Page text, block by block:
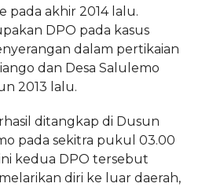
pada akhir 2014 lalu.
DPO pada kasus
dalam pertikaian
dan Desa Salulemo
2013 lalu.
ditangkap di Dusun
pada sekitra pukul 03.00
kedua DPO tersebut
diri ke luar daerah,